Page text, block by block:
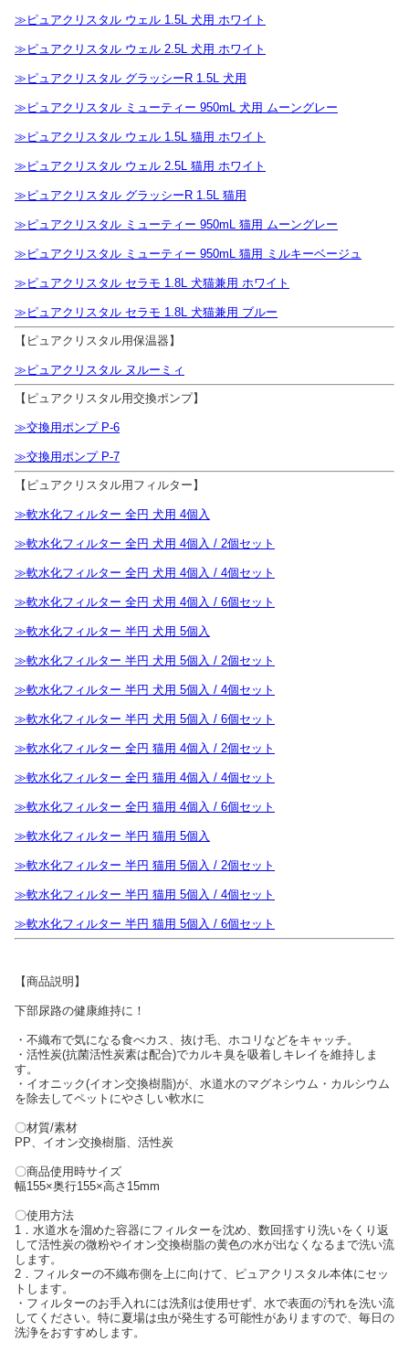
≫ピュアクリスタル ウェル 1.5L 犬用 ホワイト
≫ピュアクリスタル ウェル 2.5L 犬用 ホワイト
≫ピュアクリスタル グラッシーR 1.5L 犬用
≫ピュアクリスタル ミューティー 950mL 犬用 ムーングレー
≫ピュアクリスタル ウェル 1.5L 猫用 ホワイト
≫ピュアクリスタル ウェル 2.5L 猫用 ホワイト
≫ピュアクリスタル グラッシーR 1.5L 猫用
≫ピュアクリスタル ミューティー 950mL 猫用 ムーングレー
≫ピュアクリスタル ミューティー 950mL 猫用 ミルキーベージュ
≫ピュアクリスタル セラモ 1.8L 犬猫兼用 ホワイト
≫ピュアクリスタル セラモ 1.8L 犬猫兼用 ブルー
【ピュアクリスタル用保温器】
≫ピュアクリスタル ヌルーミィ
【ピュアクリスタル用交換ポンプ】
≫交換用ポンプ P-6
≫交換用ポンプ P-7
【ピュアクリスタル用フィルター】
≫軟水化フィルター 全円 犬用 4個入
≫軟水化フィルター 全円 犬用 4個入 / 2個セット
≫軟水化フィルター 全円 犬用 4個入 / 4個セット
≫軟水化フィルター 全円 犬用 4個入 / 6個セット
≫軟水化フィルター 半円 犬用 5個入
≫軟水化フィルター 半円 犬用 5個入 / 2個セット
≫軟水化フィルター 半円 犬用 5個入 / 4個セット
≫軟水化フィルター 半円 犬用 5個入 / 6個セット
≫軟水化フィルター 全円 猫用 4個入 / 2個セット
≫軟水化フィルター 全円 猫用 4個入 / 4個セット
≫軟水化フィルター 全円 猫用 4個入 / 6個セット
≫軟水化フィルター 半円 猫用 5個入
≫軟水化フィルター 半円 猫用 5個入 / 2個セット
≫軟水化フィルター 半円 猫用 5個入 / 4個セット
≫軟水化フィルター 半円 猫用 5個入 / 6個セット
【商品説明】
下部尿路の健康維持に！
・不織布で気になる食べカス、抜け毛、ホコリなどをキャッチ。
・活性炭(抗菌活性炭素は配合)でカルキ臭を吸着しキレイを維持しま
す。
・イオニック(イオン交換樹脂)が、水道水のマグネシウム・カルシウム
を除去してペットにやさしい軟水に
〇材質/素材
PP、イオン交換樹脂、活性炭
〇商品使用時サイズ
幅155×奥行155×高さ15mm
〇使用方法
1．水道水を溜めた容器にフィルターを沈め、数回揺すり洗いをくり返
して活性炭の微粉やイオン交換樹脂の黄色の水が出なくなるまで洗い流
します。
2．フィルターの不織布側を上に向けて、ピュアクリスタル本体にセッ
トします。
・フィルターのお手入れには洗剤は使用せず、水で表面の汚れを洗い流
してください。特に夏場は虫が発生する可能性がありますので、毎日の
洗浄をおすすめします。